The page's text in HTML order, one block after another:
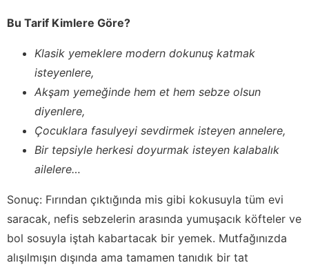
Bu Tarif Kimlere Göre?
Klasik yemeklere modern dokunuş katmak
isteyenlere,
Akşam yemeğinde hem et hem sebze olsun
diyenlere,
Çocuklara fasulyeyi sevdirmek isteyen annelere,
Bir tepsiyle herkesi doyurmak isteyen kalabalık
ailelere…
Sonuç: Fırından çıktığında mis gibi kokusuyla tüm evi
saracak, nefis sebzelerin arasında yumuşacık köfteler ve
bol sosuyla iştah kabartacak bir yemek. Mutfağınızda
alışılmışın dışında ama tamamen tanıdık bir tat